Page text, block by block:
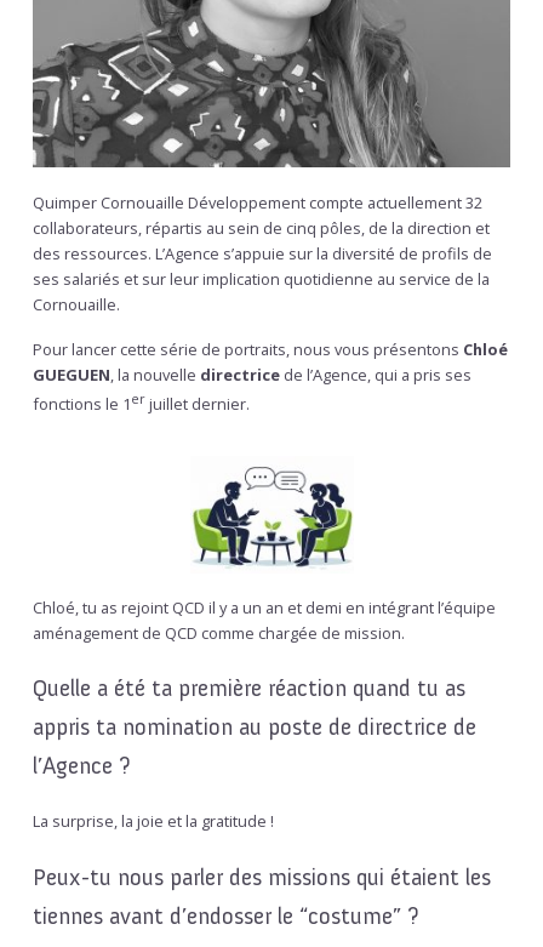
Quimper Cornouaille Développement compte actuellement 32
collaborateurs, répartis au sein de cinq pôles, de la direction et
des ressources. L’Agence s’appuie sur la diversité de profils de
ses salariés et sur leur implication quotidienne au service de la
Cornouaille.
Pour lancer cette série de portraits, nous vous présentons Chloé
GUEGUEN, la nouvelle directrice de l’Agence, qui a pris ses
fonctions le 1 er juillet dernier.
Chloé, tu as rejoint QCD il y a un an et demi en intégrant l’équipe
aménagement de QCD comme chargée de mission.
Quelle a été ta première réaction quand tu as
appris ta nomination au poste de directrice de
l’Agence ?
La surprise, la joie et la gratitude !
Peux-tu nous parler des missions qui étaient les
tiennes avant d’endosser le “costume” ?